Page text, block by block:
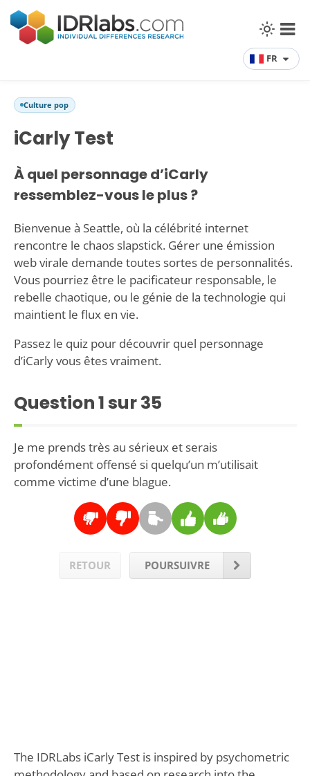
FR
Culture pop
iCarly Test
À quel personnage d’iCarly
ressemblez-vous le plus ?
Bienvenue à Seattle, où la célébrité internet
rencontre le chaos slapstick. Gérer une émission
web virale demande toutes sortes de personnalités.
Vous pourriez être le pacificateur responsable, le
rebelle chaotique, ou le génie de la technologie qui
maintient le flux en vie.
Passez le quiz pour découvrir quel personnage
d’iCarly vous êtes vraiment.
Question1sur 35
Je me prends très au sérieux et serais
profondément offensé si quelqu’un m’utilisait
comme victime d’une blague.
RETOUR POURSUIVRE
The IDRLabs iCarly Test is inspired by psychometric